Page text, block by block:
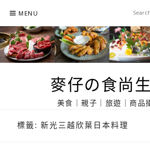
content
MENU
麥仔の食尚
美食｜親子｜旅遊｜商品
標籤: 新光三越欣葉日本料理